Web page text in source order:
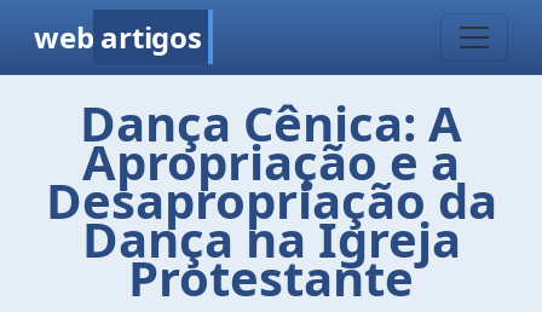
web artigos
Dança Cênica: A
Apropriação e a
Desapropriação da
Dança na Igreja
Protestante